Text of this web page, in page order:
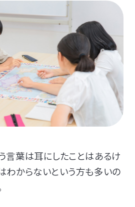
言葉は耳にしたことはあるけ
わからないという方も多いの